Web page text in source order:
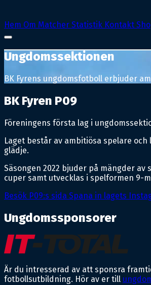
Hem Om Matcher Statistik Kontakt
Ungdomssektionen
BK Fyrens ungdomsfotboll erbjuder
BK Fyren P09
Föreningens första lag i
Laget består av ambitiösa spelare
glädje.
Säsongen 2022 bjuder på mängder
cuper samt utvecklas i spelformen 9-
Besök P09:s sida Spana in lagets
Ungdomssponsorer
Är du intresserad av att sponsra
fotbollsutbildning. Hör av er till